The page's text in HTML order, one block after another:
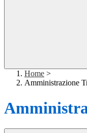
Home >
Amministrazione